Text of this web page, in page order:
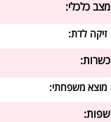
מצב כלכלי:
זיקה לדת:
כשרות:
מוצא משפחתי:
שפות: